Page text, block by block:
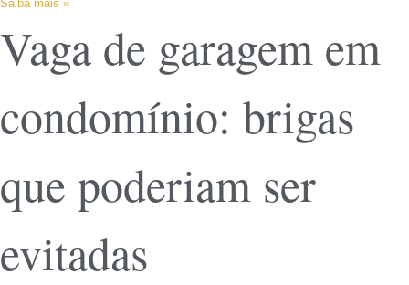
Saiba mais »
Vaga de garagem em
condomínio: brigas
que poderiam ser
evitadas